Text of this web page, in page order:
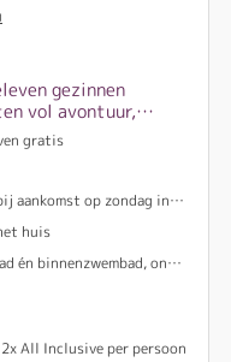
gezinnen
vol avontuur,
midden in de
gratis
zondag in bepaalde periodes
huis
en geïntegreerde whirlpool
2x All Inclusive per persoon